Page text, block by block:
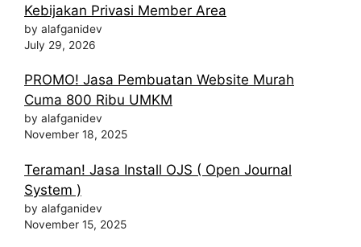
Kebijakan Privasi Member Area
by alafganidev
July 29, 2026
PROMO! Jasa Pembuatan Website Murah
Cuma 800 Ribu UMKM
by alafganidev
November 18, 2025
Teraman! Jasa Install OJS ( Open Journal
System )
by alafganidev
November 15, 2025